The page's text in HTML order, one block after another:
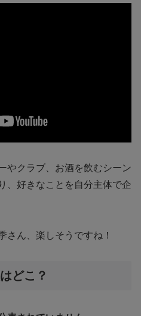
やクラブ、お酒を飲むシーン
、好きなことを自分主体で企
さん、楽しそうですね！
どこ？